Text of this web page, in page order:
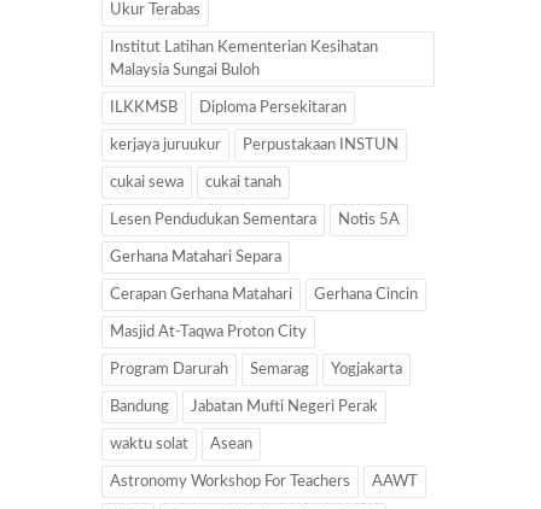
Ukur Terabas
Institut Latihan Kementerian Kesihatan
Malaysia Sungai Buloh
ILKKMSB Diploma Persekitaran
kerjaya juruukur Perpustakaan INSTUN
cukai sewa cukai tanah
Lesen Pendudukan Sementara Notis 5A
Gerhana Matahari Separa
Cerapan Gerhana Matahari Gerhana Cincin
Masjid At-Taqwa Proton City
Program Darurah Semarag Yogjakarta
Bandung Jabatan Mufti Negeri Perak
waktu solat Asean
Astronomy Workshop For Teachers AAWT